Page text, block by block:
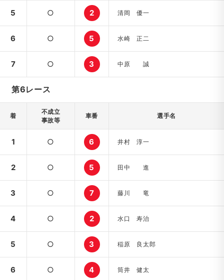
5 ○ 2 清岡 優一
6 ○ 5 水崎 正二
7 ○ 3 中原 誠
第6レース
着
不成立
事故等
車番 選手名
1 ○ 6 井村 淳一
2 ○ 5 田中 進
3 ○ 7 藤川 竜
4 ○ 2 水口 寿治
5 ○ 3 稲原 良太郎
6 ○ 4 筒井 健太